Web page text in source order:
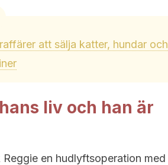
att sälja katter, hundar och
liv och han är
en hudlyftsoperation med